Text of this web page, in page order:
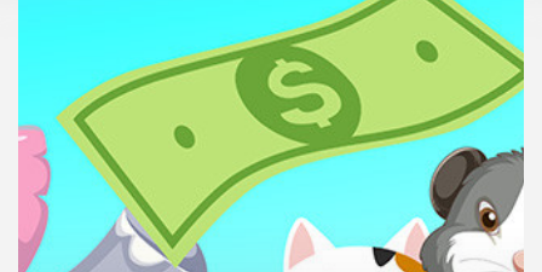
เพล
ย์
สต์
ของ
คุณ